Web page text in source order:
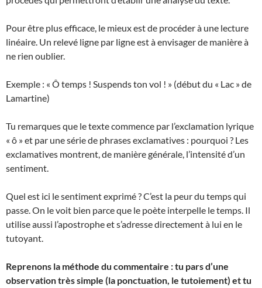
Pour être plus efficace, le mieux est de procéder à une lecture
linéaire. Un relevé ligne par ligne est à envisager de manière à
ne rien oublier.
Exemple : « Ô temps ! Suspends ton vol ! » (début du « Lac » de
Lamartine)
Tu remarques que le texte commence par l’exclamation lyrique
« ô » et par une série de phrases exclamatives : pourquoi ? Les
exclamatives montrent, de manière générale, l’intensité d’un
sentiment.
Quel est ici le sentiment exprimé ? C’est la peur du temps qui
passe. On le voit bien parce que le poète interpelle le temps. Il
utilise aussi l’apostrophe et s’adresse directement à lui en le
tutoyant.
Reprenons la méthode du commentaire : tu pars d’une
observation très simple (la ponctuation, le tutoiement) et tu